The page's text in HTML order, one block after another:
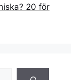
20 för